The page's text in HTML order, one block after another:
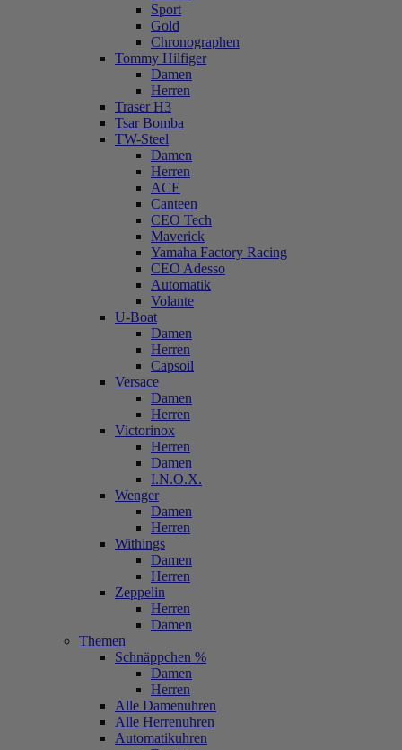
Sport
Gold
Chronographen
Tommy Hilfiger
Damen
Herren
Traser H3
Tsar Bomba
TW-Steel
Damen
Herren
ACE
Canteen
CEO Tech
Maverick
Yamaha Factory Racing
CEO Adesso
Automatik
Volante
U-Boat
Damen
Herren
Capsoil
Versace
Damen
Herren
Victorinox
Herren
Damen
I.N.O.X.
Wenger
Damen
Herren
Withings
Damen
Herren
Zeppelin
Herren
Damen
Themen
Schnäppchen %
Damen
Herren
Alle Damenuhren
Alle Herrenuhren
Automatikuhren